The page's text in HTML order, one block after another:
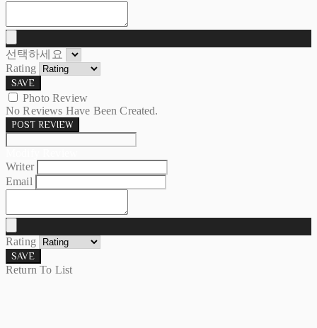
선택하세요
Rating
SAVE
Photo Review
No Reviews Have Been Created.
POST REVIEW
Writer
Email
Rating
SAVE
Return To List